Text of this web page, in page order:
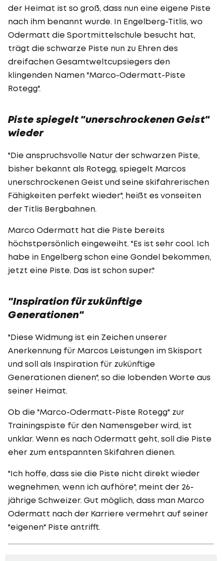
der Heimat ist so groß, dass nun eine eigene Piste
nach ihm benannt wurde. In Engelberg-Titlis, wo
Odermatt die Sportmittelschule besucht hat,
trägt die schwarze Piste nun zu Ehren des
dreifachen Gesamtweltcupsiegers den
klingenden Namen "Marco-Odermatt-Piste
Rotegg".
Piste spiegelt "unerschrockenen Geist"
wieder
"Die anspruchsvolle Natur der schwarzen Piste,
bisher bekannt als Rotegg, spiegelt Marcos
unerschrockenen Geist und seine skifahrerischen
Fähigkeiten perfekt wieder", heißt es vonseiten
der Titlis Bergbahnen.
Marco Odermatt hat die Piste bereits
höchstpersönlich eingeweiht. "Es ist sehr cool. Ich
habe in Engelberg schon eine Gondel bekommen,
jetzt eine Piste. Das ist schon super."
"Inspiration für zukünftige
Generationen"
"Diese Widmung ist ein Zeichen unserer
Anerkennung für Marcos Leistungen im Skisport
und soll als Inspiration für zukünftige
Generationen dienen", so die lobenden Worte aus
seiner Heimat.
Ob die "Marco-Odermatt-Piste Rotegg" zur
Trainingspiste für den Namensgeber wird, ist
unklar. Wenn es nach Odermatt geht, soll die Piste
eher zum entspannten Skifahren dienen.
"Ich hoffe, dass sie die Piste nicht direkt wieder
wegnehmen, wenn ich aufhöre", meint der 26-
jährige Schweizer. Gut möglich, dass man Marco
Odermatt nach der Karriere vermehrt auf seiner
"eigenen" Piste antrifft.